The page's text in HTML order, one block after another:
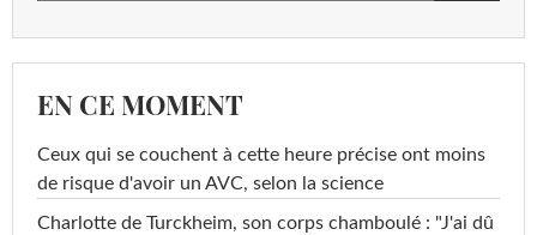
EN CE MOMENT
Ceux qui se couchent à cette heure précise ont moins
de risque d'avoir un AVC, selon la science
Charlotte de Turckheim, son corps chamboulé : "J'ai dû